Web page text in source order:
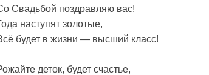
Свадьбой поздравляю вас!
наступят золотые,
будет в жизни — высший класс!
деток, будет счастье,